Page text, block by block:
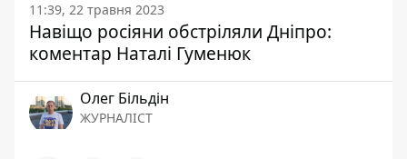
11:39, 22 травня 2023
Навіщо росіяни обстріляли Дніпро:
коментар Наталі Гуменюк
Олег Більдін
ЖУРНАЛІСТ